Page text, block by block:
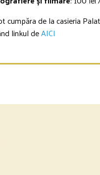
cumpăra de la casieria
linkul deAICI